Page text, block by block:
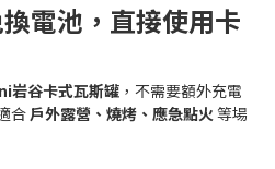
電池，直接使用卡
岩谷卡式瓦斯罐 ，不需要額外充電
合戶外露營、燒烤、應急點火等場